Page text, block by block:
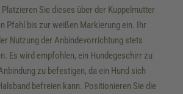
Sie dieses über der Kuppelmutter
Pfahl bis zur weißen Markierung ein. Ihr
Nutzung der Anbindevorrichtung stets
Es wird empfohlen, ein Hundegeschirr zu
zu befestigen, da ein Hund sich
befreien kann. Positionieren Sie die